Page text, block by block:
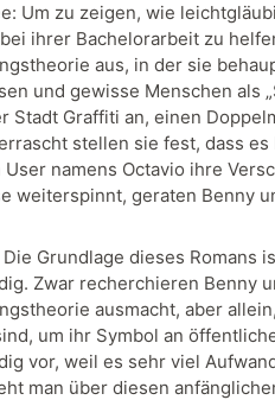
Um zu zeigen, wie
ihrer Bachelorarbeit zu
aus, in der sie
und gewisse Menschen als
Stadt Graffiti an, einen
stellen sie fest, dass
User namens Octavio ihre
weiterspinnt, geraten Benny
Grundlage dieses Romans
Zwar recherchieren Benny
ausmacht, aber
um ihr Symbol an
vor, weil es sehr viel
man über diesen